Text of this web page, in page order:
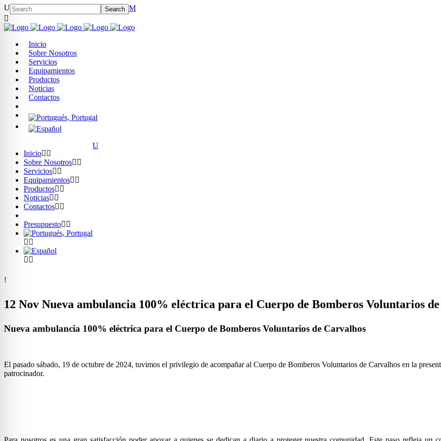
Inicio
Sobre Nosotros
Servicios
Equipamientos
Productos
Noticias
Contactos
Inicio
Sobre Nosotros
Servicios
Equipamientos
Productos
Noticias
Contactos
Presupuesto
12 Nov Nueva ambulancia 100% eléctrica para el Cuerpo de Bomberos Voluntarios
Nueva ambulancia 100% eléctrica para el Cuerpo de Bomberos Voluntarios de Carvalhos
El pasado sábado, 19 de octubre de 2024, tuvimos el privilegio de acompañar al Cuerpo de Bomberos Voluntarios de Carvalhos en la
patrocinador.